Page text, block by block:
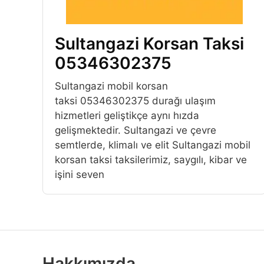
Sultangazi Korsan Taksi
05346302375
Sultangazi mobil korsan
taksi 05346302375 durağı ulaşım
hizmetleri geliştikçe aynı hızda
gelişmektedir. Sultangazi ve çevre
semtlerde, klimalı ve elit Sultangazi mobil
korsan taksi taksilerimiz, saygılı, kibar ve
işini seven